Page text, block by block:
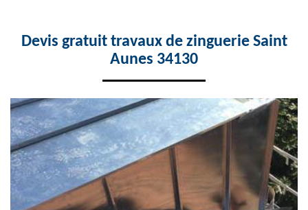
Devis gratuit travaux de zinguerie Saint
Aunes 34130